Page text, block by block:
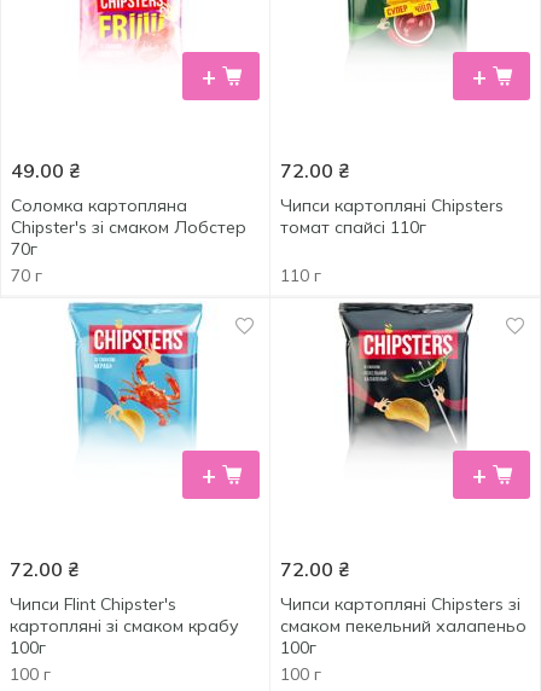
+
49.00 ₴
Соломка картопляна
Chipster's зі смаком Лобстер
70г
70 г
+
72.00 ₴
Чипси картопляні Chipsters
томат спайсі 110г
110 г
+
72.00 ₴
Чипси Flint Chipster's
картопляні зі смаком крабу
100г
100 г
+
72.00 ₴
Чипси картопляні Chipsters зі
смаком пекельний халапеньо
100г
100 г